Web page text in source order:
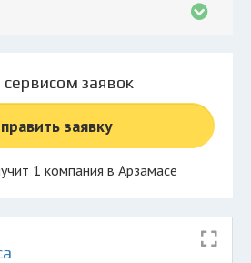
сервисом заявок
заявку
1 компания в Арзамасе